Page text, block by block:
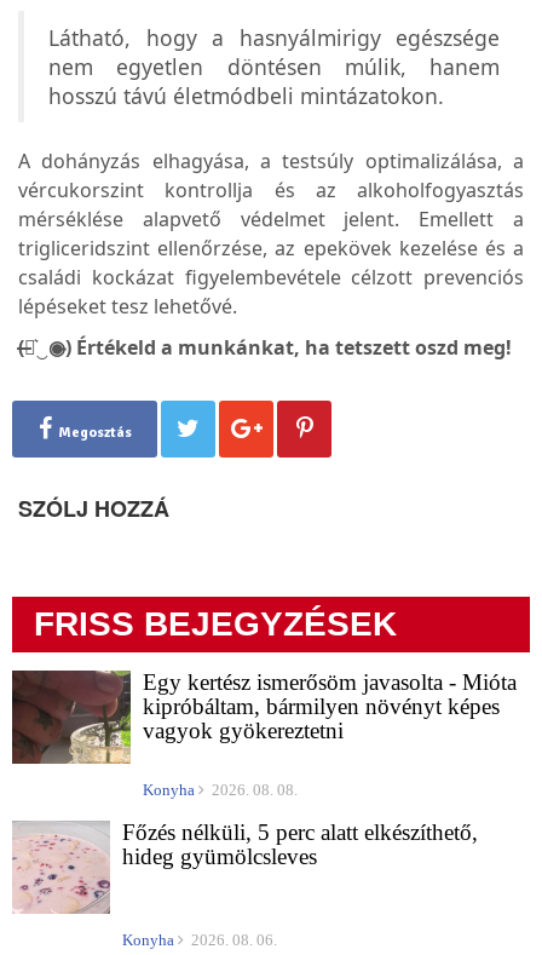
Látható, hogy a hasnyálmirigy egészsége
nem egyetlen döntésen múlik, hanem
hosszú távú életmódbeli mintázatokon.
A dohányzás elhagyása, a testsúly optimalizálása, a
vércukorszint kontrollja és az alkoholfogyasztás
mérséklése alapvető védelmet jelent. Emellett a
trigliceridszint ellenőrzése, az epekövek kezelése és a
családi kockázat figyelembevétele célzott prevenciós
lépéseket tesz lehetővé.
(̶◉͛‿◉̶) Értékeld a munkánkat, ha tetszett oszd meg!
Megosztás
SZÓLJ HOZZÁ
FRISS BEJEGYZÉSEK
Egy kertész ismerősöm javasolta - Mióta
kipróbáltam, bármilyen növényt képes
vagyok gyökereztetni
Konyha 2026. 08. 08.
Főzés nélküli, 5 perc alatt elkészíthető,
hideg gyümölcsleves
Konyha 2026. 08. 06.